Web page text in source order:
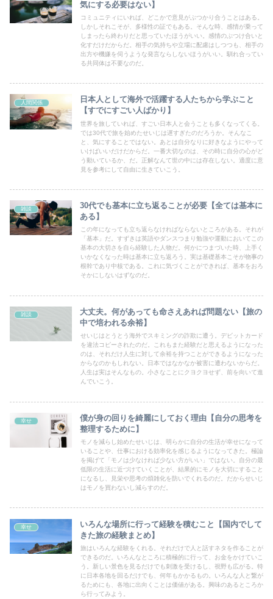
気にする必要はない】
コミュニティにいれば、どこかで意見がぶつかり合うことはある。
しかしそれこそが、多様性の証でもある。そんな時、感情が乗って
しまったら終わりだと思っていたほうがいい。感情のぶつけ合いと
化すだけだからだ。相手の気持ちや立場に配慮はしつつも、相手の
出方や機嫌を伺うような発言ならしないほうがいい。馴れ合ってい
る共同体は不要なのだ。
人間関係
日本人として海外で活躍する人たちから学ぶこと
【すでにすごい人ばかり】
世界を旅していれば、すごい日本人と会うことも多くなってくる。
では30代で旅を始めたせいじは遅すぎたのだろうか。そんなこ
と、気にすることではない。あとは自分なりに好きなようにやって
いけばいいだけだからだ。一番大切なのは、その時に自分の心がど
う動いているか、だ。正解なんて世の中には存在しない。適度に意
見を参考にして自由に生きていこう。
雑談
30代でも基本に立ち返ることが必要【全ては基本に
ある】
この年になっても立ち返らなければならないところがある。それが
「基本」だ。すずきは英語やダンスつまり勉強や運動においてこの
基本の大切さを自ら経験した人物だ。何かにつまづいた時、上手く
いかなくなった時は基本に立ち返ろう。実は基礎基本こそが物事の
根幹であり中核である。これに気づくことができれば、基本をおろ
そかにしないはずなのだ。
雑談
大丈夫。何があっても命さえあれば問題ない【旅の
中で培われる余裕】
せいじはとうとう海外でスキミングの詐欺に遭う。デビットカード
を違法コピーされたのだ。これもまた経験だと思えるようになった
のは、それだけ人生に対して余裕を持つことができるようになった
からなのかもしれない。日本ではなかなか被害に遭わないからだ。
人生は実はそんなもの。小さなことにクヨクヨせず、前を向いて進
んでいこう。
幸せ
僕が身の回りを綺麗にしておく理由【自分の思考を
整理するために】
モノを減らし始めたせいじは、明らかに自分の生活が幸せになって
いることや、仕事における効率化を感じるようになってきた。極論
を掲げて「モノは少なければ少ない方がいい」ではない。自分の最
低限の生活に近づけていくことが、結果的にモノを大切にすること
になるし、見栄や思考の煩雑化を防いでくれるのだ。だからせいじ
はモノを買わないし減らすのだ。
幸せ
いろんな場所に行って経験を積むこと【国内でして
きた旅の経験まとめ】
旅はいろんな経験をくれる。それだけで人と話すネタを作ることが
できるのだ。いろんなところに積極的に行って、お金をかけていこ
う。新しい景色を見るだけでも刺激を受けるし、視野も広がる。特
に日本各地を回るだけでも、何年もかかるもの。いろんな人と繋が
るためにも、各地に出向くことは価値がある。興味のあるところか
ら行ってみよう。